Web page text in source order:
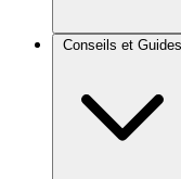
Brèves et actus
Conseils et Guides